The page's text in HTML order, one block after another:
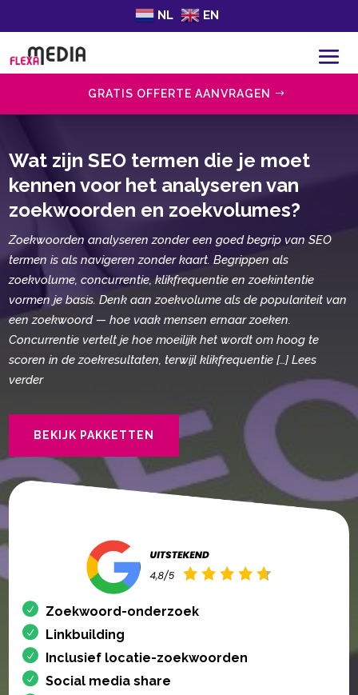
NL EN
GRATIS OFFERTE AANVRAGEN
Wat zijn SEO termen die je moet
kennen voor het analyseren van
zoekwoorden en zoekvolumes?
Zoekwoorden analyseren zonder een goed begrip van SEO
termen is als navigeren zonder kaart. Begrippen als
zoekvolume, concurrentie, klikfrequentie en zoekintentie
vormen je basis. Denk aan zoekvolume als de populariteit van
een zoekwoord — hoe vaak mensen ernaar zoeken.
Concurrentie vertelt je hoe moeilijk het wordt om hoog te
scoren in de zoekresultaten, terwijl klikfrequentie […] Lees
verder
BEKIJK PAKKETTEN
Zoekwoord-onderzoek
Linkbuilding
Inclusief locatie-zoekwoorden
Social media share